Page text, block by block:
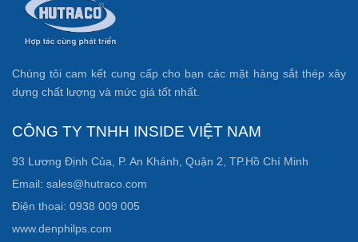
Chúng tôi cam kết cung cấp cho bạn các mặt hàng sắt thép xây
dựng chất lượng và mức giá tốt nhất.
CÔNG TY TNHH INSIDE VIỆT NAM
93 Lương Định Của, P. An Khánh, Quận 2, TP.Hồ Chí Minh
Email: sales@hutraco.com
Điện thoại: 0938 009 005
www.denphilps.com